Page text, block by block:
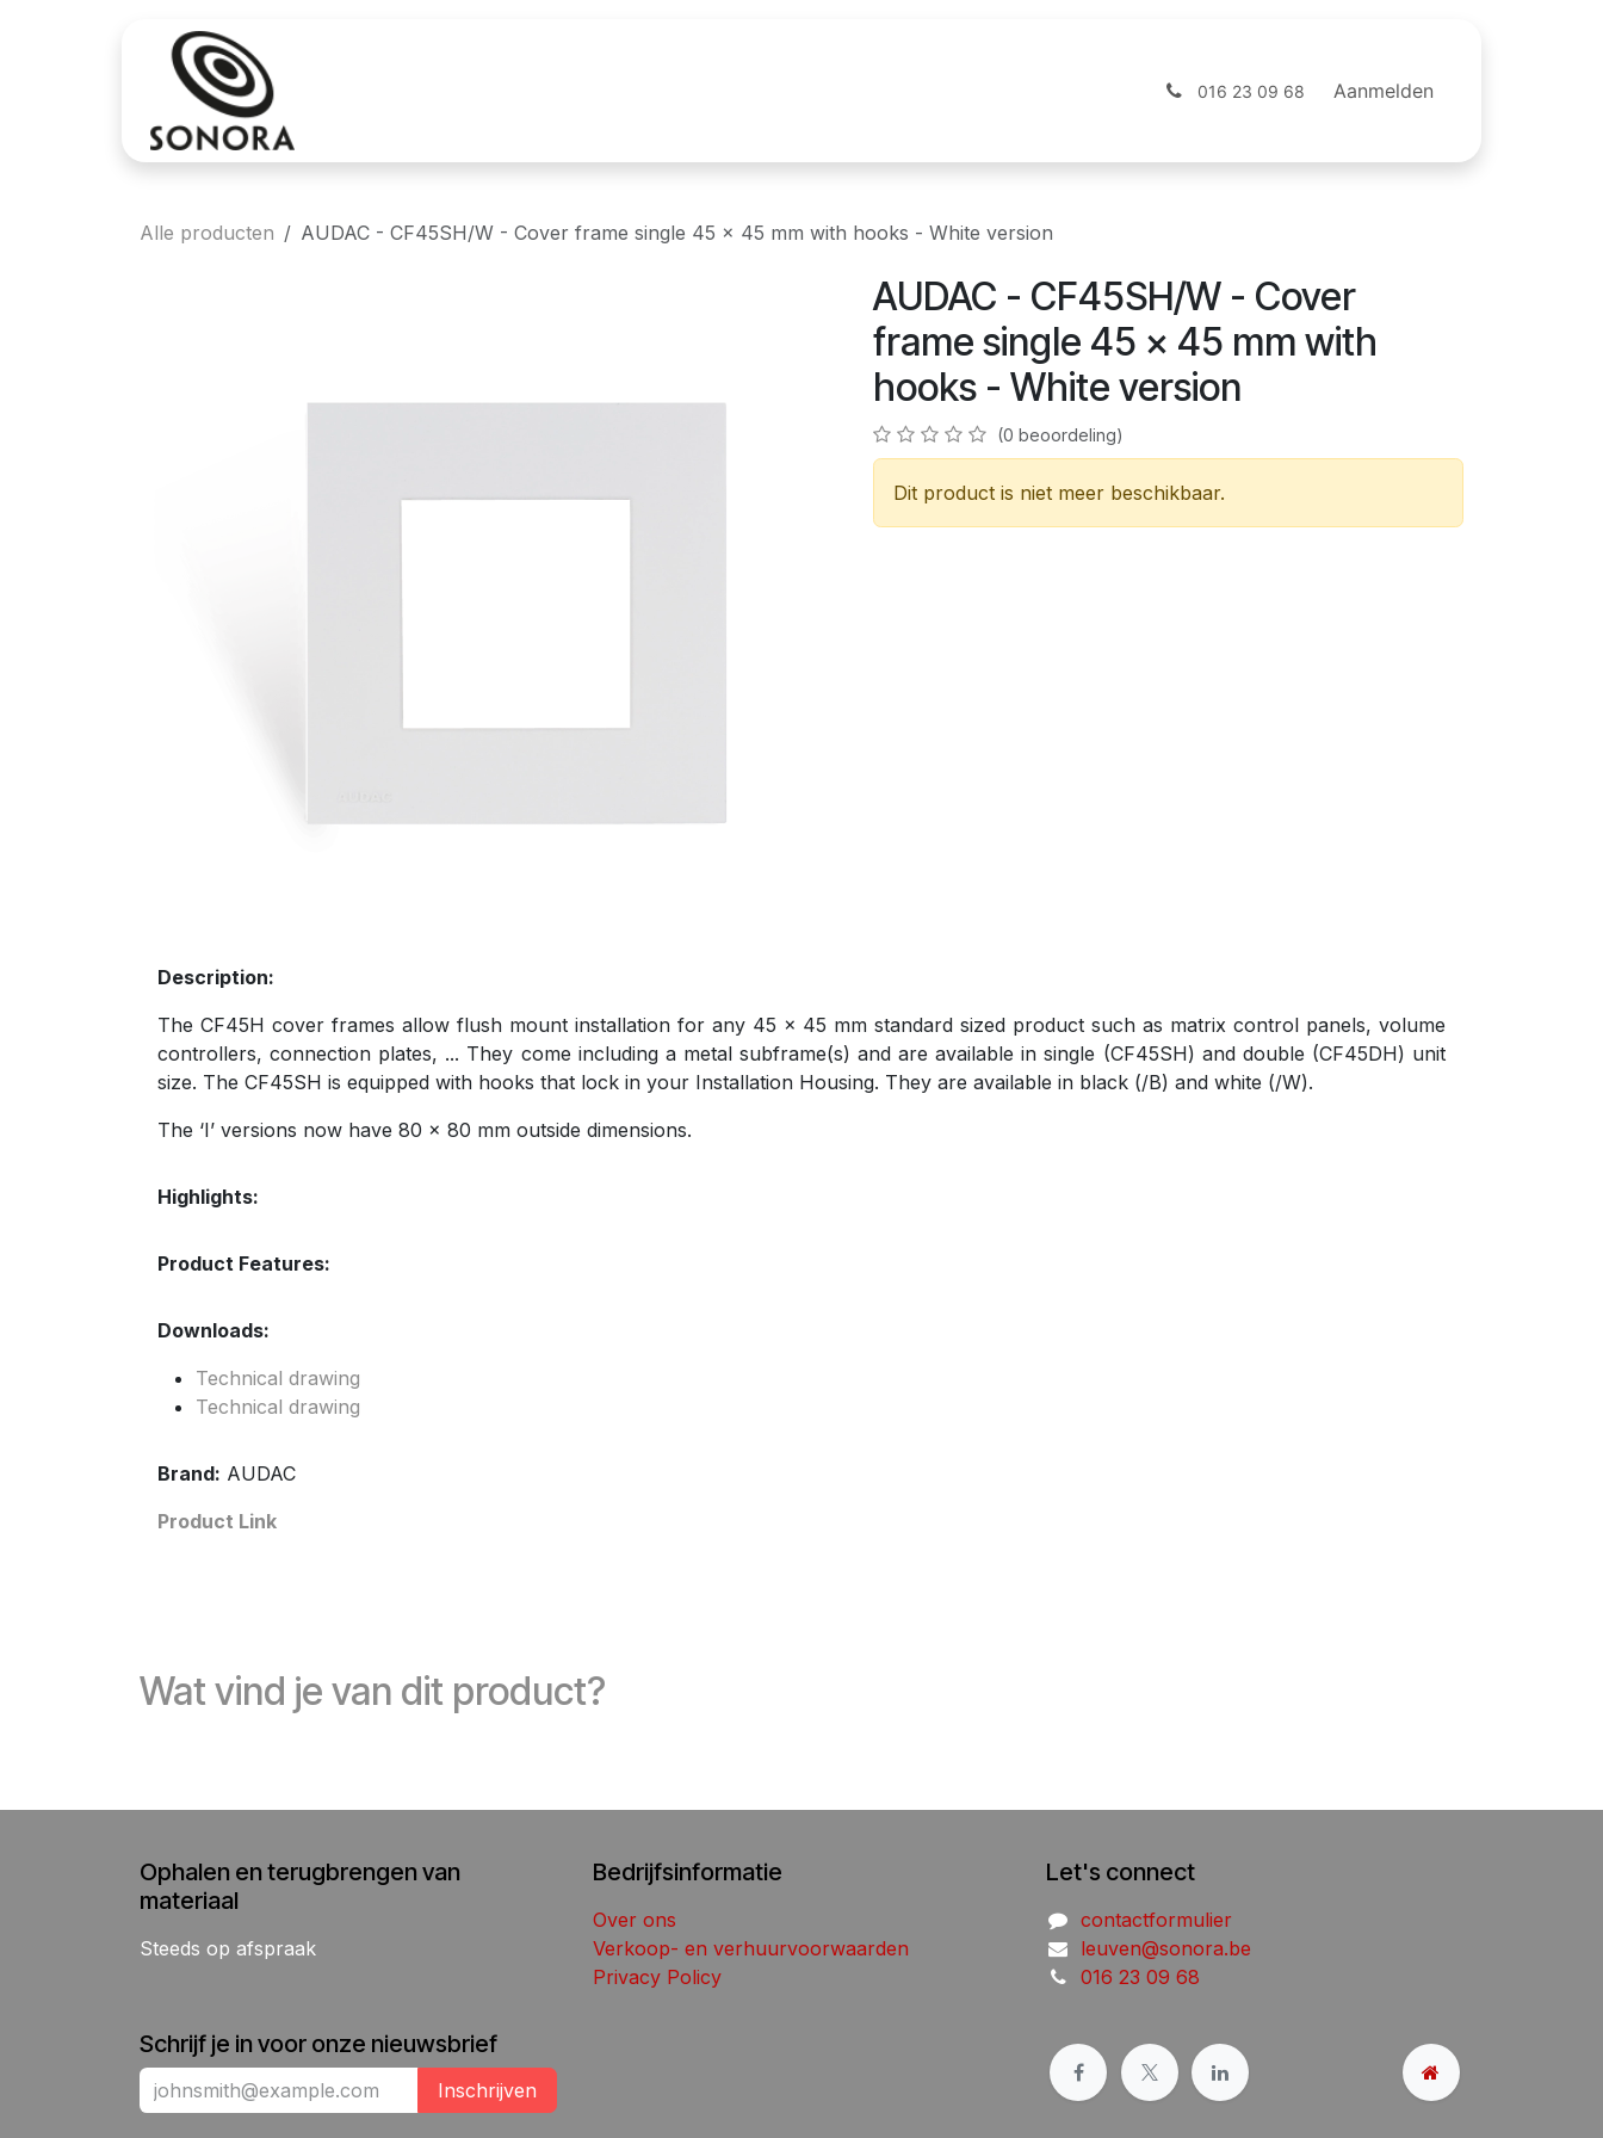
Webshop
016 23 09 68 Aanmelden
Alle producten AUDAC - CF45SH/W - Cover frame single 45 x 45 mm with hooks - White version
AUDAC - CF45SH/W - Cover
frame single 45 x 45 mm with
hooks - White version
(0 beoordeling)
Dit product is niet meer beschikbaar.
Description:
The CF45H cover frames allow flush mount installation for any 45 x 45 mm standard sized product such as matrix control panels, volume
controllers, connection plates, ... They come including a metal subframe(s) and are available in single (CF45SH) and double (CF45DH) unit
size. The CF45SH is equipped with hooks that lock in your Installation Housing. They are available in black (/B) and white (/W).
The ‘I’ versions now have 80 x 80 mm outside dimensions.
Highlights:
Product Features:
Downloads:
Technical drawing
Technical drawing
Brand: AUDAC
Product Link
Wat vind je van dit product?
Ophalen en terugbrengen van
materiaal
Steeds op afspraak
Schrijf je in voor onze nieuwsbrief
Inschrijven
Bedrijfsinformatie
Over ons
Verkoop- en verhuurvoorwaarden
Privacy Policy
Let's connect
contactformulier
leuven@sonora.be
016 23 09 68